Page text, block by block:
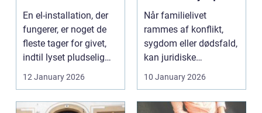
opgaven
En el-installation, der
fungerer, er noget de
fleste tager for givet,
indtil lyset pludselig
12 January 2026
familien
Når familielivet
rammes af konflikt,
sygdom eller dødsfald,
kan juridiske
vokse si...
10 January 2026